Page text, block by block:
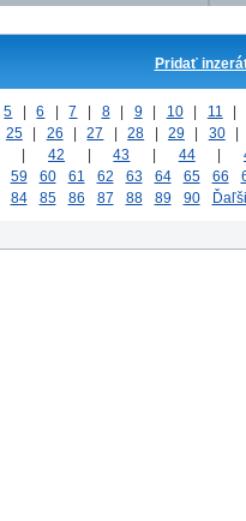
Pridať
5 6 7 8 9 10 11
25 26 27 28 29 30
42 43 44
59 60 61 62 63 64 65 66
84 85 86 87 88 89 90